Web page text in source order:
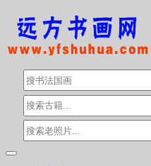
Skip
content
Expand